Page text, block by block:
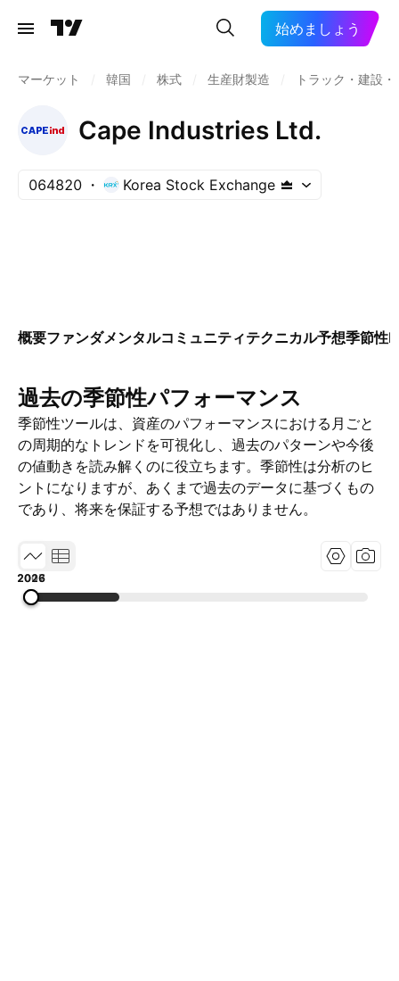
始めましょう
マーケット 韓国 株式 生産財製造 トラック・建設
Cape Industries Ltd.
064820 Korea Stock Exchange
概要ファンダメンタルコミュニティテクニカル予想季節性
過去の季節性パフォーマンス
季節性ツールは、資産のパフォーマンスにおける月ごと
の周期的なトレンドを可視化し、過去のパターンや今後
の値動きを読み解くのに役立ちます。季節性は分析のヒ
ントになりますが、あくまで過去のデータに基づくもの
であり、将来を保証する予想ではありません。
2007
2016
2026